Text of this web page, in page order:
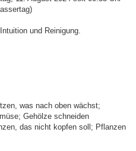
und Reinigung.
was nach oben wächst;
Gehölze schneiden
das nicht kopfen soll; Pflanzen